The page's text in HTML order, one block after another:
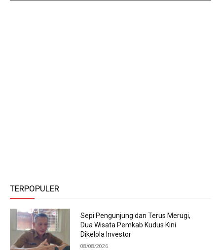
TERPOPULER
Sepi Pengunjung dan Terus Merugi,
Dua Wisata Pemkab Kudus Kini
Dikelola Investor
08/08/2026